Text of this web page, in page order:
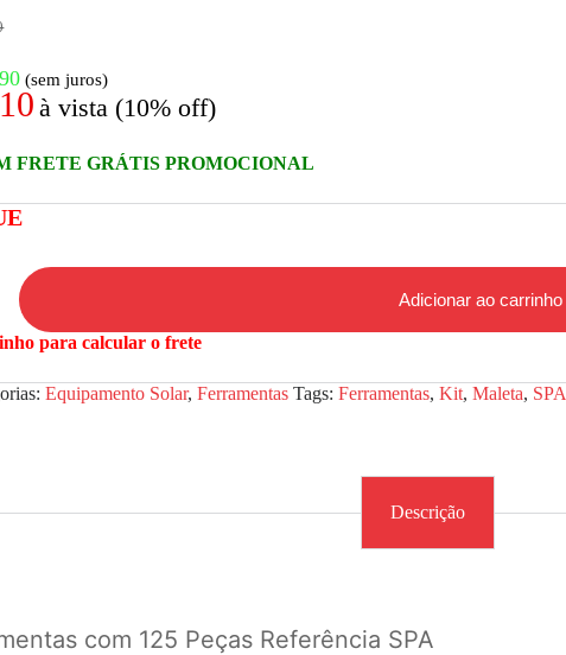
(sem juros)
à vista (10% off)
FRETE GRÁTIS PROMOCIONAL
Adicionar ao carrinho
para calcular o frete
Equipamento Solar,Ferramentas Tags:Ferramentas,Kit,Maleta, SPA
Descrição
com 125 Peças Referência SPA